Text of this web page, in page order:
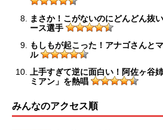
まさか！こがないのにどんどん抜
ース選手
もしもが起こった！アナゴさんと
ル
上手すぎて逆に面白い！阿佐ヶ谷
ミアン」を熱唱
みんなのアクセス順